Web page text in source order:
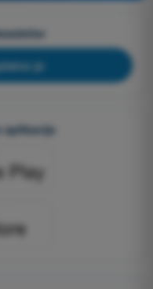
je
aplikacije